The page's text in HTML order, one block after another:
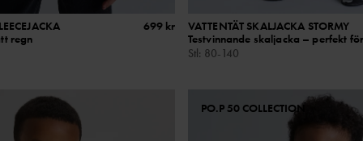
regn
699 kr
VATTENTÄT SKALJACKA STORMY
Testvinnande skaljacka – perfekt
Stl: 80-140
PO.P 50 COLLECTION